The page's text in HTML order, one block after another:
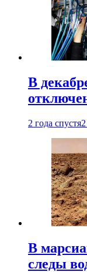
В
2 года спустя
В
следы